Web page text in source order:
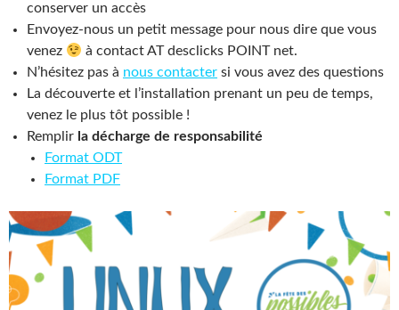
conserver un accès
Envoyez-nous un petit message pour nous dire que vous
venez
à contact AT desclicks POINT net.
N’hésitez pas à nous contacter si vous avez des questions
La découverte et l’installation prenant un peu de temps,
venez le plus tôt possible !
Remplir la décharge de responsabilité
Format ODT
Format PDF